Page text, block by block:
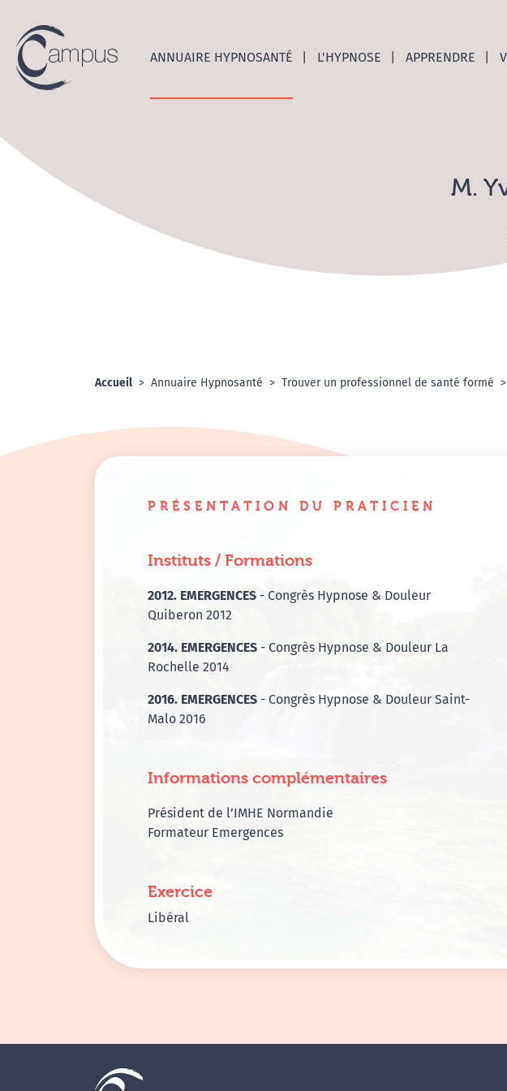
ANNUAIRE HYPNOSANTÉ L'HYPNOSE APPRENDRE
M.
Accueil Annuaire Hypnosanté Trouver un professionnel de santé formé
PRÉSENTATION DU PRATICIEN
Instituts / Formations
2012. EMERGENCES - Congrès Hypnose & Douleur
Quiberon 2012
2014. EMERGENCES - Congrès Hypnose & Douleur La
Rochelle 2014
2016. EMERGENCES - Congrès Hypnose & Douleur Saint-
Malo 2016
Informations complémentaires
Président de l’IMHE Normandie
Formateur Emergences
Exercice
Libéral